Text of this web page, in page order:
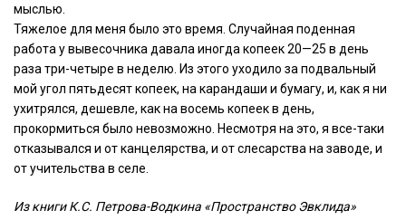
мыслью.
Тяжелое для меня было это время. Случайная поденная
работа у вывесочника давала иногда копеек 20—25 в день
раза три-четыре в неделю. Из этого уходило за подвальный
мой угол пятьдесят копеек, на карандаши и бумагу, и, как я ни
ухитрялся, дешевле, как на восемь копеек в день,
прокормиться было невозможно. Несмотря на это, я все-таки
отказывался и от канцелярства, и от слесарства на заводе, и
от учительства в селе.
Из книги К.С. Петрова-Водкина «Пространство Эвклида»